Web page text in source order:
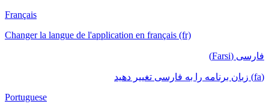
Français
Changer la langue de l'application en français (fr)
فارسی (Farsi)
(fa) زبان برنامه را به فارسی تغییر دهید
Portuguese